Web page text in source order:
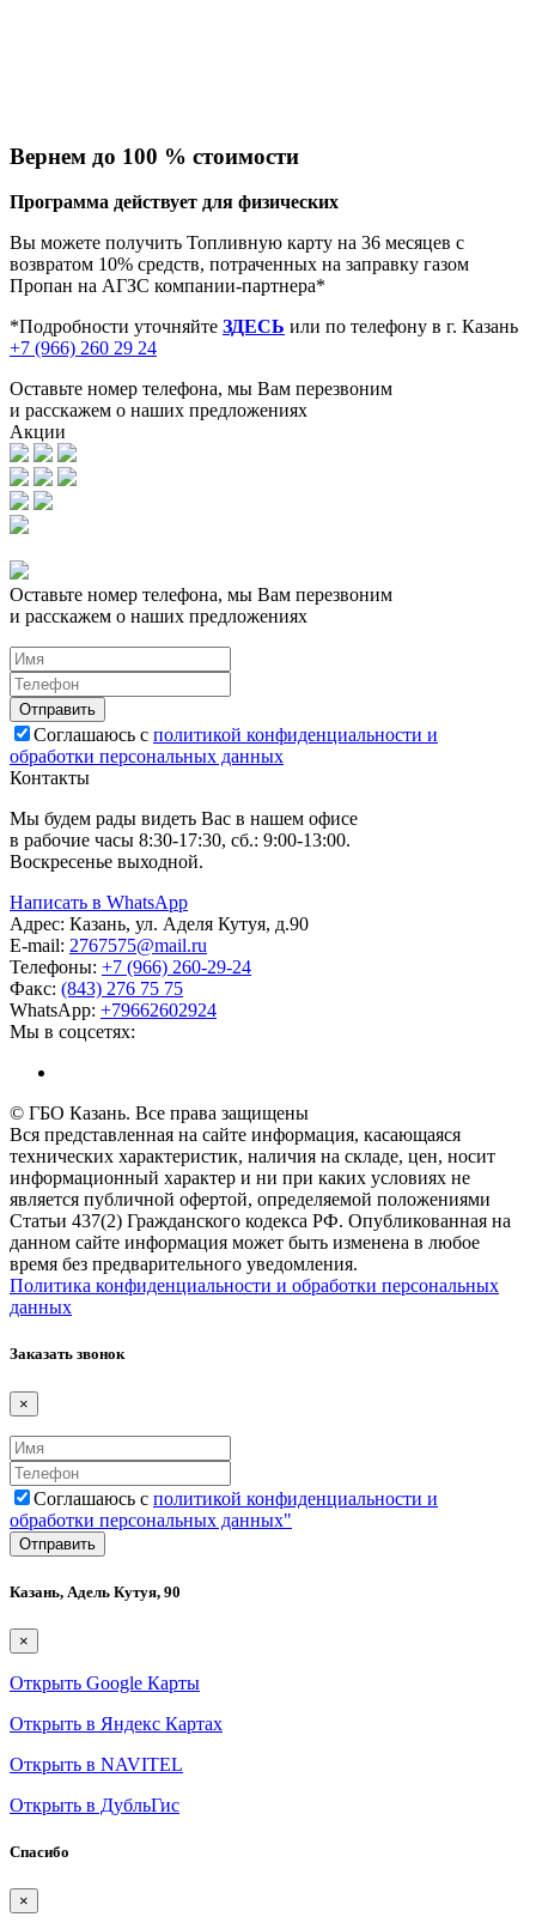
Вернем до 100 % стоимости
Программа действует для физических
Вы можете получить Топливную карту на 36 месяцев с
возвратом 10% средств, потраченных на заправку газом
Пропан на АГЗС компании-партнера*
*Подробности уточняйте ЗДЕСЬ или по телефону в г. Казань
+7 (966) 260 29 24
Оставьте номер телефона, мы Вам перезвоним
и расскажем о наших предложениях
Акции
Оставьте номер телефона, мы Вам перезвоним
и расскажем о наших предложениях
Соглашаюсь с политикой конфиденциальности и
обработки персональных данных
Контакты
Мы будем рады видеть Вас в нашем офисе
в рабочие часы 8:30-17:30, сб.: 9:00-13:00.
Воскресенье выходной.
Написать в WhatsApp
Адрес: Казань, ул. Аделя Кутуя, д.90
E-mail: 2767575@mail.ru
Телефоны: +7 (966) 260-29-24
Факс: (843) 276 75 75
WhatsApp: +79662602924
Мы в соцсетях:
© ГБО Казань. Все права защищены
Вся представленная на сайте информация, касающаяся
технических характеристик, наличия на складе, цен, носит
информационный характер и ни при каких условиях не
является публичной офертой, определяемой положениями
Статьи 437(2) Гражданского кодекса РФ. Опубликованная на
данном сайте информация может быть изменена в любое
время без предварительного уведомления.
Политика конфиденциальности и обработки персональных
данных
Заказать звонок
×
Соглашаюсь с политикой конфиденциальности и
обработки персональных данных"
Казань, Адель Кутуя, 90
×
Открыть Google Карты
Открыть в Яндекс Картах
Открыть в NAVITEL
Открыть в ДубльГис
Спасибо
×